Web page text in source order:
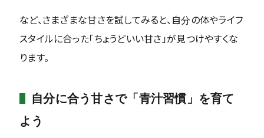
など、さまざまな甘さを試してみると、自分の体やライフ
スタイルに合った「ちょうどいい甘さ」が見つけやすくな
ります。
自分に合う甘さで「青汁習慣」を育て
よう